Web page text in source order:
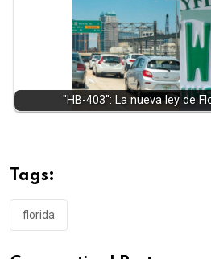
"HB-403": La nueva ley de
Tags:
florida